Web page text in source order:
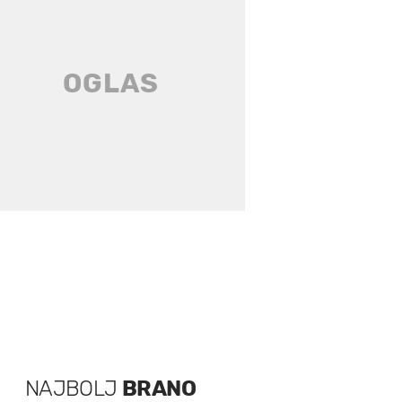
NAJBOLJ BRANO